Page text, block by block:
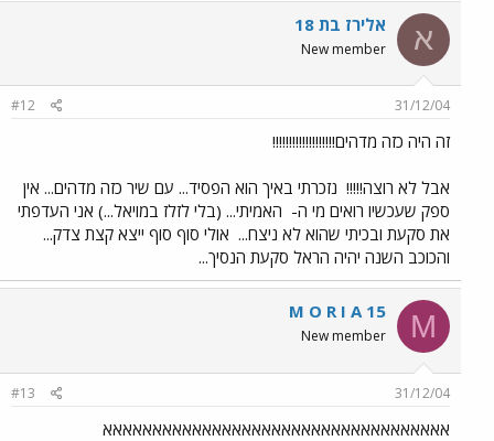
א אלירז בת 18
New member
31/12/04
#12
זה היה כזה מדהים!!!!!!!!!!!!!!!!!!!
אבל לא רוצה!!!!! נזכרתי באיך הוא הפסיד... עם שיר כזה מדהים... אין
ספק שעכשיו רואים מי ה- האמיתי... (בלי לזלז במויאל...) אני העדפתי
את סקעת ובכיתי שהוא לא ניצח... אולי סוף סוף ייצא קצת צדק...
והכוכב השנה יהיה הראל סקעת הנסיך...
M
M O R I A 15
New member
31/12/04
#13
אאאאאאאאאאאאאאאאאאאאאאאאאאאאאאאאאאא